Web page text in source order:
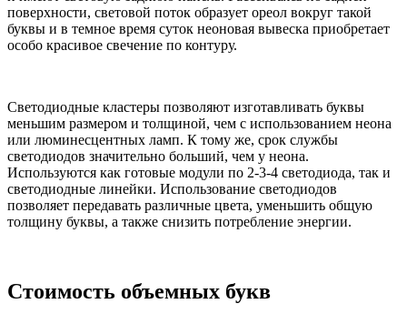
поверхности, световой поток образует ореол вокруг такой
буквы и в темное время суток неоновая вывеска приобретает
особо красивое свечение по контуру.
Светодиодные кластеры позволяют изготавливать буквы
меньшим размером и толщиной, чем с использованием неона
или люминесцентных ламп. К тому же, срок службы
светодиодов значительно больший, чем у неона.
Используются как готовые модули по 2-3-4 светодиода, так и
светодиодные линейки. Использование светодиодов
позволяет передавать различные цвета, уменьшить общую
толщину буквы, а также снизить потребление энергии.
Стоимость объемных букв